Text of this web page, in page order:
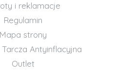
i reklamacje
Regulamin
Mapa strony
Antyinflacyjna
Outlet